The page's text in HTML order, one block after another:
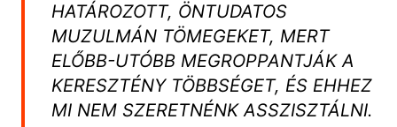
HATÁROZOTT, ÖNTUDATOS
MUZULMÁN TÖMEGEKET, MERT
ELŐBB-UTÓBB MEGROPPANTJÁK A
KERESZTÉNY TÖBBSÉGET, ÉS EHHEZ
MI NEM SZERETNÉNK ASSZISZTÁLNI.